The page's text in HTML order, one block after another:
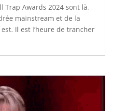
Trap Awards 2024 sont là,
mainstream et de la
Il est l’heure de trancher